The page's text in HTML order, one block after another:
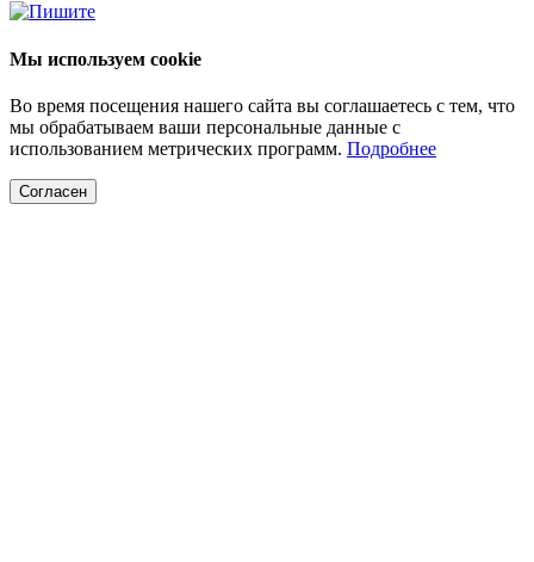
Мы используем cookie
Во время посещения нашего сайта вы соглашаетесь с тем, что
мы обрабатываем ваши персональные данные с
использованием метрических программ. Подробнее
Согласен